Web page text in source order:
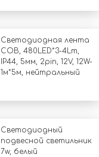
Светодиодная лента
COB, 480LED*3-4Lm,
IP44, 5мм, 2pin, 12V, 12W-
1м*5м, нейтральный
Светодиодный
подвесной светильник
7w, белый